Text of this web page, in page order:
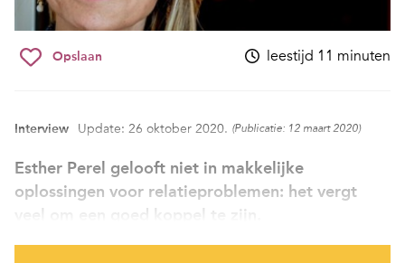
Opslaan leestijd 11 minuten
Interview Update: 26 oktober 2020. (Publicatie: 12 maart 2020)
Esther Perel gelooft niet in makkelijke
oplossingen voor relatieproblemen: het vergt
veel om een goed koppel te zijn.